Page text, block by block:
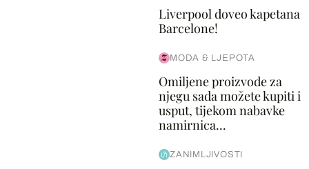
Liverpool doveo kapetana
Barcelone!
MODA & LJEPOTA
Omiljene proizvode za
njegu sada možete kupiti i
usput, tijekom nabavke
namirnica...
ZANIMLJIVOSTI